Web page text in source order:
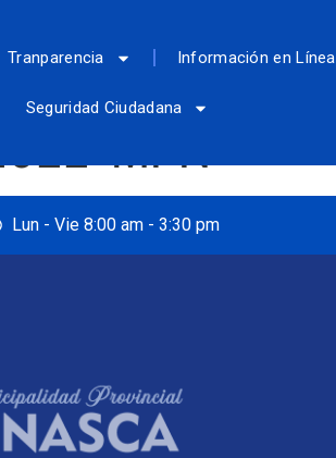
Tranparencia Información en Línea
Seguridad Ciudadana
MPN
Lun - Vie 8:00 am - 3:30 pm